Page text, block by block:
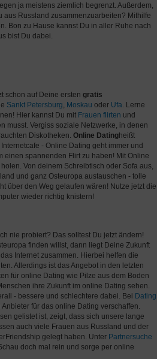
ja meistens ziemlich begrenzt. Außerdem,
Russland zusammenzuarbeiten? Mithilfe
Bon zu Hause kannst Du in aller Ruhe nach
bist Du dabei.
schon auf Deine ersten gratis
Sankt Petersburg, Moskau oder Ufa. Lerne
Hier kannst Du mit Frauen flirten und
musst. Vergiss soziale Netzwerke, in denen
Diskotheken. Online Datingheißt
- Online Dating geht immer und
einen spannenden Flirt zu haben! Mit Online
Von deinem Schreibtisch oder Sofa aus,
und ganz Osteuropa austauschen - tolle
über den Weg gelaufen wären! Nutze jetzt die
wieder richtig knistern!
nie probiert? Das solltest Du jetzt ändern!
finden willst, dann liegt Deine Zukunft
Internet zusammen. Hierbei helfen die
Allerdings ist das Angebot in den letzten
für online Dating wie Pilze aus dem Boden
ihre Zukunft im online Dating sehen.
- bessere und schlechtere dabei. Bei Dating
für das online Dating verschaffen.
gelistet ist, zeigt, dass sich unsere lange
auch viele Frauen aus Russland und der
gelegt haben. Unter Partnersuche
doch mal rein und sorge per online